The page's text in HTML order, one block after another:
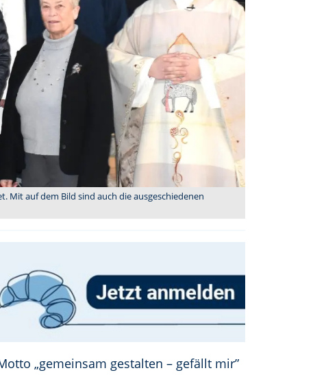
Mit auf dem Bild sind auch die ausgeschiedenen
„gemeinsam gestalten – gefällt mir”